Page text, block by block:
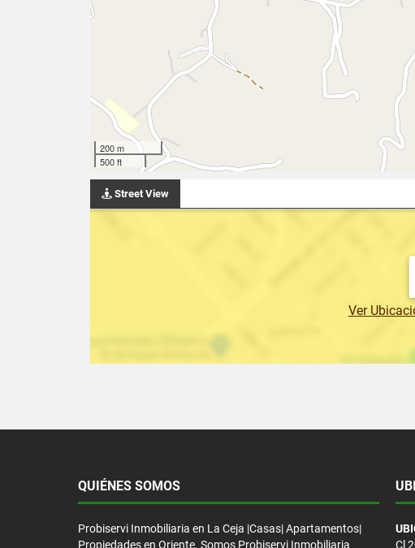
200 m
500 ft
Street View
Ver
QUIÉNES SOMOS
Probiservi Inmobiliaria en La Ceja |Casas| Apartamentos|
Propiedades en Oriente. Somos Probiservi Inmobiliaria
Cl